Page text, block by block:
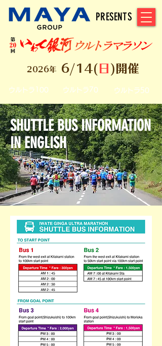
2026年 6/14( 日 )開催
ウルトラ100 ウルトラ70 ウルトラ50
PRESENTS
SHUTTLE BUS INFORMATION
IN ENGLISH